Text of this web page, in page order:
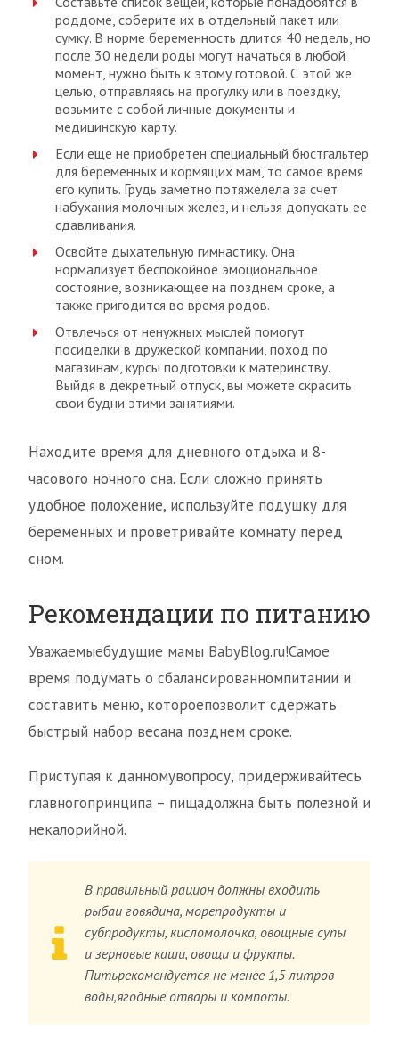
роддоме, соберите их в отдельный пакет или
сумку. В норме беременность длится 40 недель, но
после 30 недели роды могут начаться в любой
момент, нужно быть к этому готовой. С этой же
целью, отправляясь на прогулку или в поездку,
возьмите с собой личные документы и
медицинскую карту.
Если еще не приобретен специальный бюстгальтер
для беременных и кормящих мам, то самое время
его купить. Грудь заметно потяжелела за счет
набухания молочных желез, и нельзя допускать ее
сдавливания.
Освойте дыхательную гимнастику. Она
нормализует беспокойное эмоциональное
состояние, возникающее на позднем сроке, а
также пригодится во время родов.
Отвлечься от ненужных мыслей помогут
посиделки в дружеской компании, поход по
магазинам, курсы подготовки к материнству.
Выйдя в декретный отпуск, вы можете скрасить
свои будни этими занятиями.
Находите время для дневного отдыха и 8-
часового ночного сна. Если сложно принять
удобное положение, используйте подушку для
беременных и проветривайте комнату перед
сном.
Рекомендации по питанию
Уважаемыебудущие мамы BabyBlog.ru!Самое
время подумать о сбалансированномпитании и
составить меню, котороепозволит сдержать
быстрый набор весана позднем сроке.
Приступая к данномувопросу, придерживайтесь
главногопринципа – пищадолжна быть полезной и
некалорийной.
В правильный рацион должны входить
рыбаи говядина, морепродукты и
субпродукты, кисломолочка, овощные супы
и зерновые каши, овощи и фрукты.
Питьрекомендуется не менее 1,5 литров
воды,ягодные отвары и компоты.